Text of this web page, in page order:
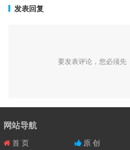
发表回复
要发表评论，您必须先
网站导航
首 页 原 创